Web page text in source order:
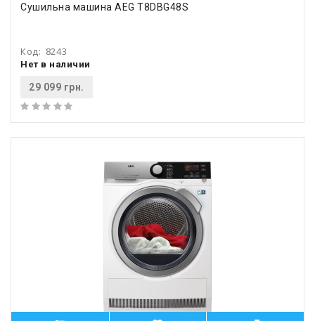
Сушильна машина AEG T8DBG48S
Код: 8243
Нет в наличии
29 099 грн.